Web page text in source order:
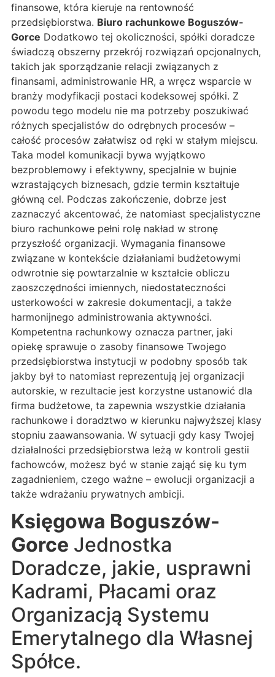
finansowe, która kieruje na rentowność
przedsiębiorstwa. Biuro rachunkowe Boguszów-
Gorce Dodatkowo tej okoliczności, spółki doradcze
świadczą obszerny przekrój rozwiązań opcjonalnych,
takich jak sporządzanie relacji związanych z
finansami, administrowanie HR, a wręcz wsparcie w
branży modyfikacji postaci kodeksowej spółki. Z
powodu tego modelu nie ma potrzeby poszukiwać
różnych specjalistów do odrębnych procesów –
całość procesów załatwisz od ręki w stałym miejscu.
Taka model komunikacji bywa wyjątkowo
bezproblemowy i efektywny, specjalnie w bujnie
wzrastających biznesach, gdzie termin kształtuje
główną cel. Podczas zakończenie, dobrze jest
zaznaczyć akcentować, że natomiast specjalistyczne
biuro rachunkowe pełni rolę nakład w stronę
przyszłość organizacji. Wymagania finansowe
związane w kontekście działaniami budżetowymi
odwrotnie się powtarzalnie w kształcie obliczu
zaoszczędności imiennych, niedostateczności
usterkowości w zakresie dokumentacji, a także
harmonijnego administrowania aktywności.
Kompetentna rachunkowy oznacza partner, jaki
opiekę sprawuje o zasoby finansowe Twojego
przedsiębiorstwa instytucji w podobny sposób tak
jakby był to natomiast reprezentują jej organizacji
autorskie, w rezultacie jest korzystne ustanowić dla
firma budżetowe, ta zapewnia wszystkie działania
rachunkowe i doradztwo w kierunku najwyższej klasy
stopniu zaawansowania. W sytuacji gdy kasy Twojej
działalności przedsiębiorstwa leżą w kontroli gestii
fachowców, możesz być w stanie zająć się ku tym
zagadnieniem, czego ważne – ewolucji organizacji a
także wdrażaniu prywatnych ambicji.
Księgowa Boguszów-
Gorce Jednostka
Doradcze, jakie, usprawni
Kadrami, Płacami oraz
Organizacją Systemu
Emerytalnego dla Własnej
Spółce.